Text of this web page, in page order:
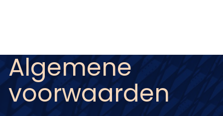
Algemene
voorwaarden